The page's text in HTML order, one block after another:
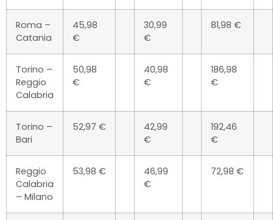
Roma –
Catania
45,98
€
30,99
€
81,98 €
Torino –
Reggio
Calabria
50,98
€
40,98
€
186,98
€
Torino –
Bari
52,97 €
42,99
€
192,46
€
Reggio
Calabria
– Milano
53,98 €
46,99
€
72,98 €